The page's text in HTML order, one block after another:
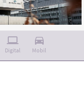
Digital Mobil